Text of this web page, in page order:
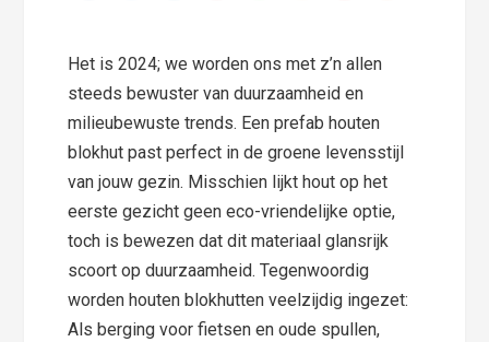
Het is 2024; we worden ons met z’n allen
steeds bewuster van duurzaamheid en
milieubewuste trends. Een prefab houten
blokhut past perfect in de groene levensstijl
van jouw gezin. Misschien lijkt hout op het
eerste gezicht geen eco-vriendelijke optie,
toch is bewezen dat dit materiaal glansrijk
scoort op duurzaamheid. Tegenwoordig
worden houten blokhutten veelzijdig ingezet:
Als berging voor fietsen en oude spullen,